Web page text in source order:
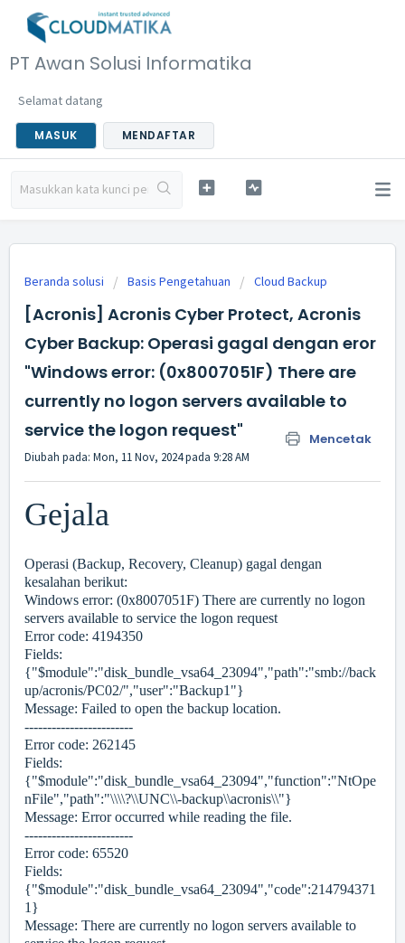
PT Awan Solusi Informatika
Selamat datang
MASUK MENDAFTAR
Beranda solusi Basis Pengetahuan Cloud Backup
[Acronis] Acronis Cyber Protect, Acronis
Cyber Backup: Operasi gagal dengan eror
"Windows error: (0x8007051F) There are
currently no logon servers available to
service the logon request"
Mencetak
Diubah pada: Mon, 11 Nov, 2024 pada 9:28 AM
Gejala
Operasi (Backup, Recovery, Cleanup) gagal dengan
kesalahan berikut:
Windows error: (0x8007051F) There are currently no logon
servers available to service the logon request
Error code: 4194350
Fields:
{"$module":"disk_bundle_vsa64_23094","path":"smb://back
up/acronis/PC02/","user":"Backup1"}
Message: Failed to open the backup location.
------------------------
Error code: 262145
Fields:
{"$module":"disk_bundle_vsa64_23094","function":"NtOpe
nFile","path":"\\\\?\\UNC\\-backup\\acronis\\"}
Message: Error occurred while reading the file.
------------------------
Error code: 65520
Fields:
{"$module":"disk_bundle_vsa64_23094","code":214794371
1}
Message: There are currently no logon servers available to